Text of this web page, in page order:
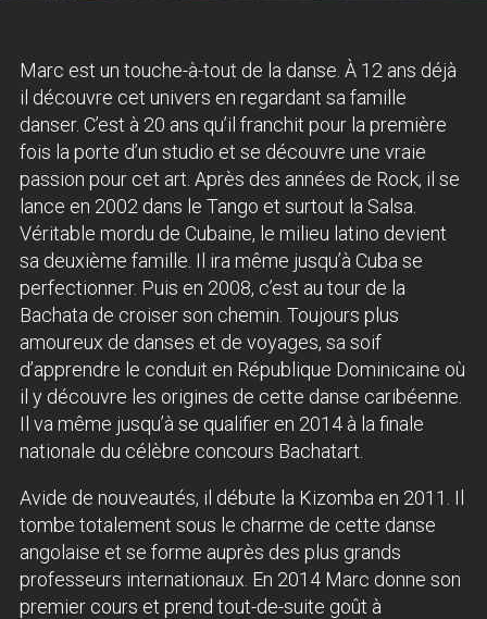
Marc est un touche-à-tout de la danse. À 12 ans déjà
il découvre cet univers en regardant sa famille
danser. C’est à 20 ans qu’il franchit pour la première
fois la porte d’un studio et se découvre une vraie
passion pour cet art. Après des années de Rock, il se
lance en 2002 dans le Tango et surtout la Salsa.
Véritable mordu de Cubaine, le milieu latino devient
sa deuxième famille. Il ira même jusqu’à Cuba se
perfectionner. Puis en 2008, c’est au tour de la
Bachata de croiser son chemin. Toujours plus
amoureux de danses et de voyages, sa soif
d’apprendre le conduit en République Dominicaine où
il y découvre les origines de cette danse caribéenne.
Il va même jusqu’à se qualifier en 2014 à la finale
nationale du célèbre concours Bachatart.
Avide de nouveautés, il débute la Kizomba en 2011. Il
tombe totalement sous le charme de cette danse
angolaise et se forme auprès des plus grands
professeurs internationaux. En 2014 Marc donne son
premier cours et prend tout-de-suite goût à